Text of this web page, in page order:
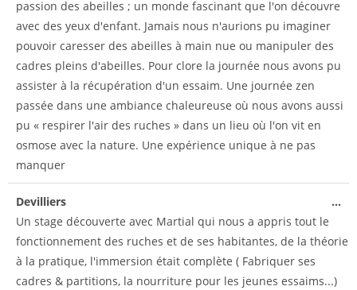
passion des abeilles ; un monde fascinant que l'on découvre
avec des yeux d'enfant. Jamais nous n'aurions pu imaginer
pouvoir caresser des abeilles à main nue ou manipuler des
cadres pleins d'abeilles. Pour clore la journée nous avons pu
assister à la récupération d'un essaim. Une journée zen
passée dans une ambiance chaleureuse où nous avons aussi
pu « respirer l'air des ruches » dans un lieu où l'on vit en
osmose avec la nature. Une expérience unique à ne pas
manquer
Devilliers
Un stage découverte avec Martial qui nous a appris tout le
fonctionnement des ruches et de ses habitantes, de la théorie
à la pratique, l'immersion était complète ( Fabriquer ses
cadres & partitions, la nourriture pour les jeunes essaims...)
...